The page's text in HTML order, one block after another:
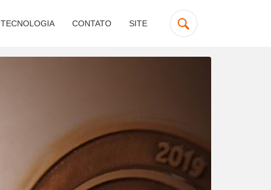
TECNOLOGIA CONTATO SITE